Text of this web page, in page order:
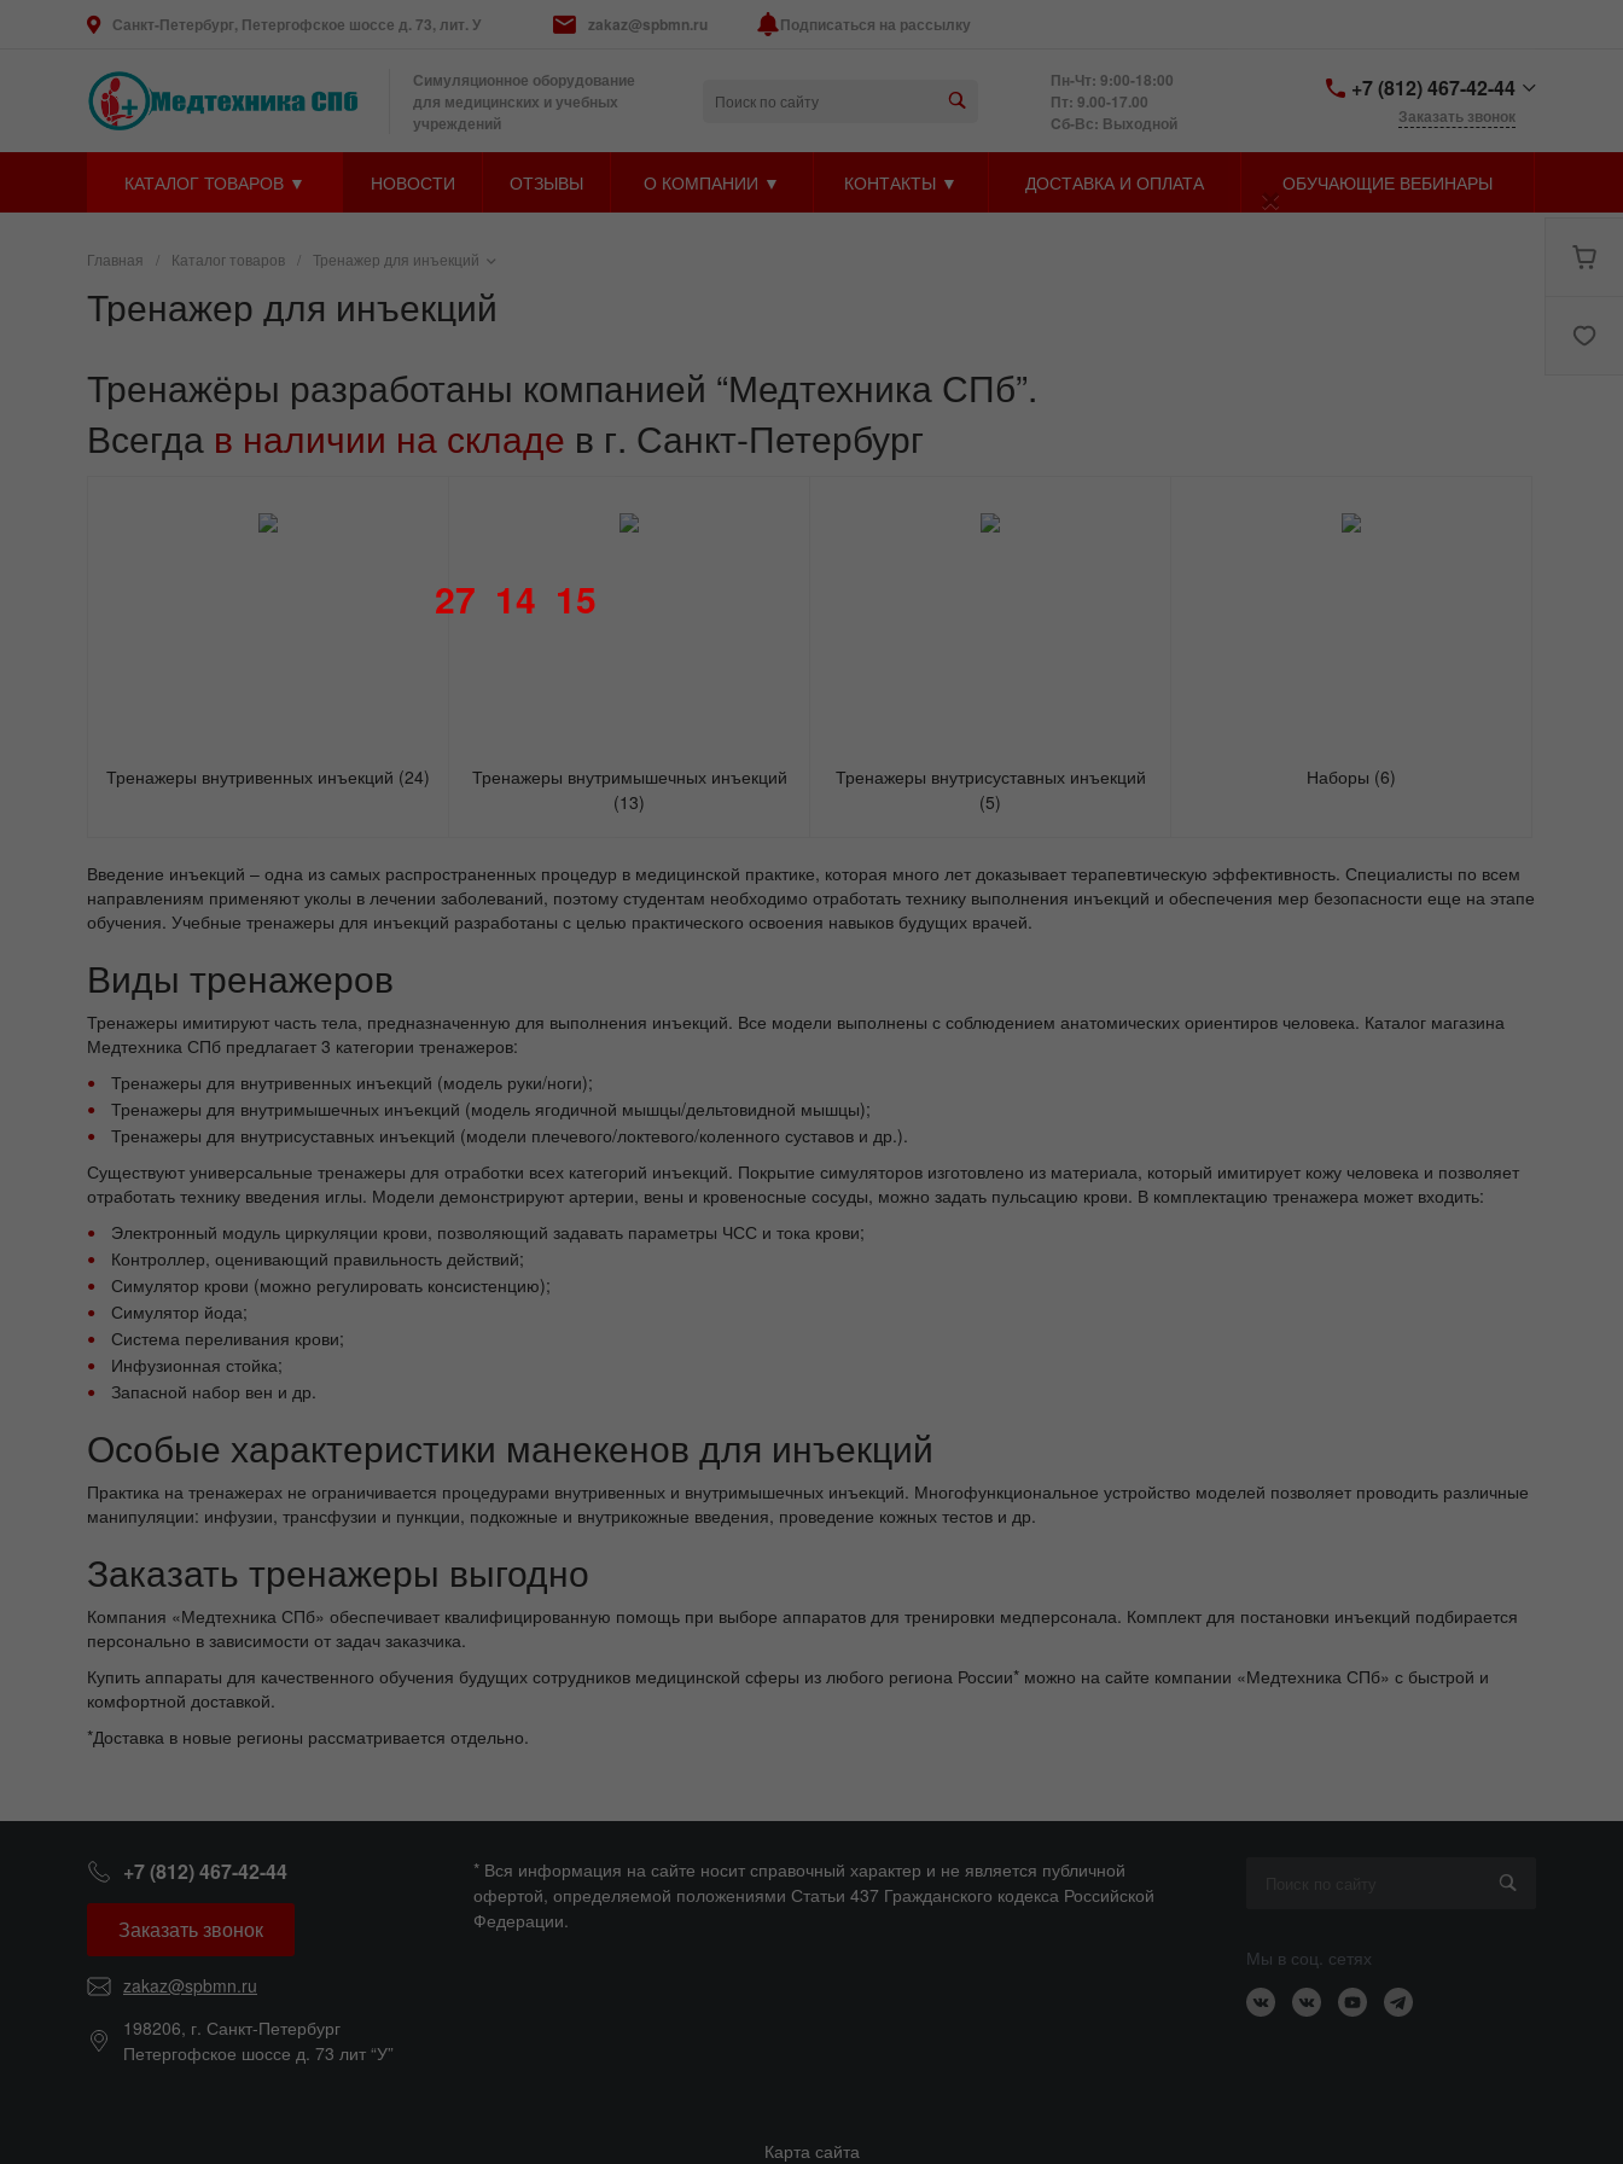
Санкт-Петербург, Петергофское шоссе д. 73, лит. У zakaz@spbmn.ru Подписаться на рассылку
Симуляционное оборудование
для медицинских и учебных
учреждений
Пн-Чт: 9:00-18:00
Пт: 9.00-17.00
Cб-Вс: Выходной
+7 (812) 467-42-44
Санкт-Петербург,
73, лит. У
Заказать звонок
КАТАЛОГ ТОВАРОВ ▼ НОВОСТИ ОТЗЫВЫ О КОМПАНИИ ▼ КОНТАКТЫ ▼ ДОСТАВКА И ОПЛАТА ОБУЧАЮЩИЕ ВЕБИНАРЫ
Главная / Каталог товаров / Тренажер для инъекций
Тренажер для инъекций
Тренажёры разработаны компанией “Медтехника СПб”.
Всегда в наличии на складе в г. Санкт-Петербург
Тренажеры внутривенных инъекций (24)
Тренажеры внутримышечных инъекций
(13)
Тренажеры внутрисуставных инъекций
(5)
Наборы (6)
Введение инъекций – одна из самых распространенных процедур в медицинской практике, которая много лет доказывает терапевтическую эффективность. Специалисты по всем
направлениям применяют уколы в лечении заболеваний, поэтому студентам необходимо отработать технику выполнения инъекций и обеспечения мер безопасности еще на этапе
обучения. Учебные тренажеры для инъекций разработаны с целью практического освоения навыков будущих врачей.
Виды тренажеров
Тренажеры имитируют часть тела, предназначенную для выполнения инъекций. Все модели выполнены с соблюдением анатомических ориентиров человека. Каталог магазина
Медтехника СПб предлагает 3 категории тренажеров:
Тренажеры для внутривенных инъекций (модель руки/ноги);
Тренажеры для внутримышечных инъекций (модель ягодичной мышцы/дельтовидной мышцы);
Тренажеры для внутрисуставных инъекций (модели плечевого/локтевого/коленного суставов и др.).
Существуют универсальные тренажеры для отработки всех категорий инъекций. Покрытие симуляторов изготовлено из материала, который имитирует кожу человека и позволяет
отработать технику введения иглы. Модели демонстрируют артерии, вены и кровеносные сосуды, можно задать пульсацию крови. В комплектацию тренажера может входить:
Электронный модуль циркуляции крови, позволяющий задавать параметры ЧСС и тока крови;
Контроллер, оценивающий правильность действий;
Симулятор крови (можно регулировать консистенцию);
Симулятор йода;
Система переливания крови;
Инфузионная стойка;
Запасной набор вен и др.
Особые характеристики манекенов для инъекций
Практика на тренажерах не ограничивается процедурами внутривенных и внутримышечных инъекций. Многофункциональное устройство моделей позволяет проводить различные
манипуляции: инфузии, трансфузии и пункции, подкожные и внутрикожные введения, проведение кожных тестов и др.
Заказать тренажеры выгодно
Компания «Медтехника СПб» обеспечивает квалифицированную помощь при выборе аппаратов для тренировки медперсонала. Комплект для постановки инъекций подбирается
персонально в зависимости от задач заказчика.
Купить аппараты для качественного обучения будущих сотрудников медицинской сферы из любого региона России* можно на сайте компании «Медтехника СПб» с быстрой и
комфортной доставкой.
*Доставка в новые регионы рассматривается отдельно.
+7 (812) 467-42-44
Заказать звонок
zakaz@spbmn.ru
198206, г. Санкт-Петербург
Петергофское шоссе д. 73 лит “У”
* Вся информация на сайте носит справочный характер и не является публичной
офертой, определяемой положениями Статьи 437 Гражданского кодекса Российской
Федерации.
Мы в соц. сетях
Карта сайта
×
27 14 15